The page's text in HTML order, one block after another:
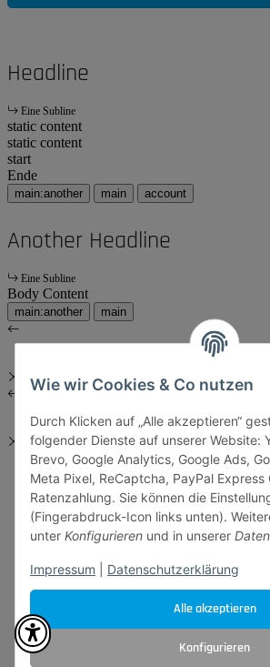
Alle akzeptieren
Konfigurieren
Wie wir Cookies & Co nutzen
Durch Klicken auf „Alle akzeptieren“
folgender Dienste auf unserer Website:
Brevo, Google Analytics, Google Ads,
Meta Pixel, ReCaptcha, PayPal
Ratenzahlung. Sie können die
(Fingerabdruck-Icon links unten).
unter Konfigurieren und in unserer
Impressum Datenschutzerklärung
Headline
Eine Subline
static content
static content
start
Ende
main:another main account
Another Headline
Eine Subline
Body Content
main:another main